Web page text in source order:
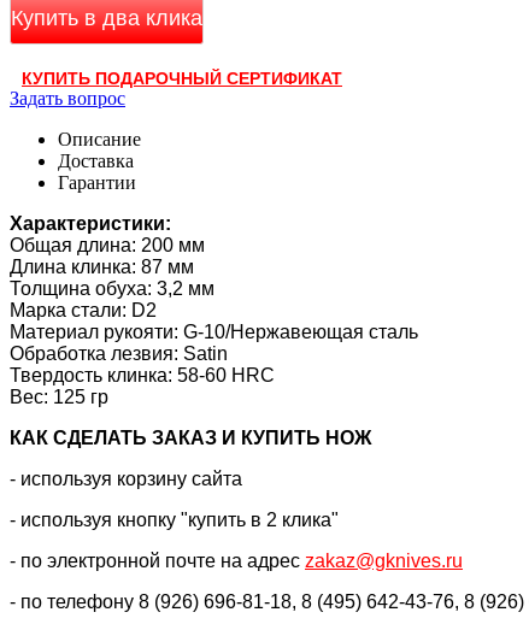
Купить в два клика
КУПИТЬ ПОДАРОЧНЫЙ СЕРТИФИКАТ
Задать вопрос
Описание
Доставка
Гарантии
Характеристики:
Общая длина: 200 мм
Длина клинка: 87 мм
Толщина обуха: 3,2 мм
Марка стали: D2
Материал рукояти: G-10/Нержавеющая сталь
Обработка лезвия: Satin
Твердость клинка: 58-60 HRC
Вес: 125 гр
КАК CДЕЛАТЬ ЗАКАЗ И КУПИТЬ НОЖ
- используя корзину сайта
- используя кнопку "купить в 2 клика"
- по электронной почте на адрес zakaz@gknives.ru
- по телефону 8 (926) 696-81-18, 8 (495) 642-43-76, 8